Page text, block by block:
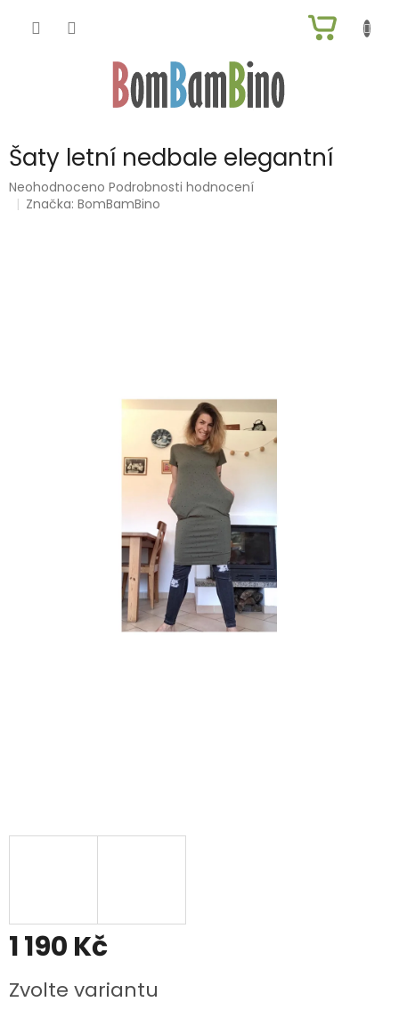
KOŠÍK
Šaty letní nedbale elegantní
Průměrné
hodnocení
Neohodnoceno Podrobnosti hodnocení
Značka:BomBamBino
1 190 Kč
cena:
Zvolte variantu